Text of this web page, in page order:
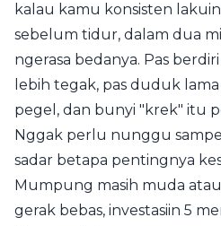
kalau kamu konsisten
sebelum tidur, dalam dua
ngerasa bedanya. Pas
lebih tegak, pas duduk
pegel, dan bunyi "krek" itu
Nggak perlu nunggu
sadar betapa pentingnya
Mumpung masih muda
gerak bebas, investasiin 5